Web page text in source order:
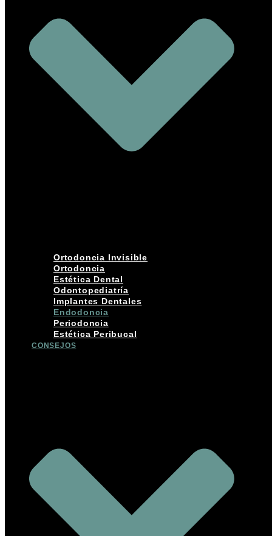
Ortodoncia Invisible
Ortodoncia
Estética Dental
Odontopediatría
Implantes Dentales
Endodoncia
Periodoncia
Estética Peribucal
CONSEJOS